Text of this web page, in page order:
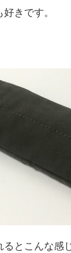
きです。
るとこんな感